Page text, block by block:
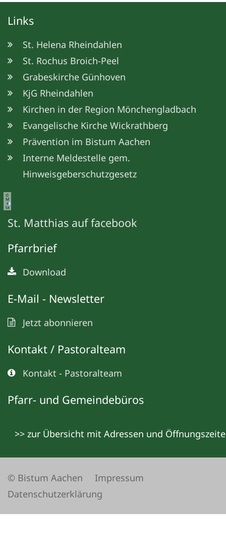
Links
St. Helena Rheindahlen
St. Rochus Broich-Peel
Grabeskirche Günhoven
KjG Rheindahlen
Kirchen in der Region Mönchengladbach
Evangelische Kirche Wickrathberg
Prävention im Bistum Aachen
Interne Meldestelle gem.
Hinweisgeberschutzgesetz
©
M
e
ta
St. Matthias auf facebook
Pfarrbrief
Download
E-Mail - Newsletter
Jetzt abonnieren
Kontakt / Pastoralteam
Kontakt - Pastoralteam
Pfarr- und Gemeindebüros
>> zur Übersicht mit Adressen und
© Bistum Aachen
Impressum
Datenschutzerklärung